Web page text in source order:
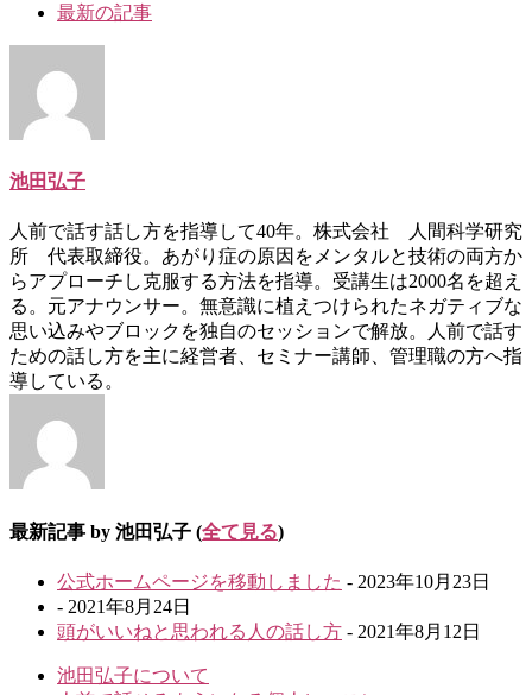
最新の記事
池田弘子
人前で話す話し方を指導して40年。株式会社 人間科学研究
所 代表取締役。あがり症の原因をメンタルと技術の両方か
らアプローチし克服する方法を指導。受講生は2000名を超え
る。元アナウンサー。無意識に植えつけられたネガティブな
思い込みやブロックを独自のセッションで解放。人前で話す
ための話し方を主に経営者、セミナー講師、管理職の方へ指
導している。
最新記事 by 池田弘子 (全て見る)
公式ホームページを移動しました - 2023年10月23日
- 2021年8月24日
頭がいいねと思われる人の話し方 - 2021年8月12日
池田弘子について